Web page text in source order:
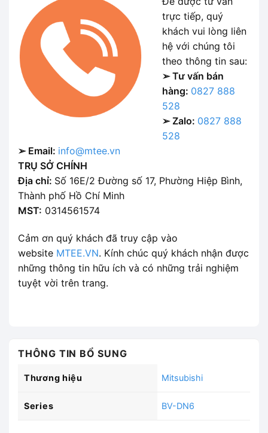
trực tiếp, quý
khách vui lòng liên
hệ với chúng tôi
theo thông tin sau:
➢ Tư vấn bán
hàng: 0827 888
528
➢ Zalo: 0827 888
528
➢ Email: info@mtee.vn
TRỤ SỞ CHÍNH
Địa chỉ: Số 16E/2 Đường số 17, Phường Hiệp Bình,
Thành phố Hồ Chí Minh
MST: 0314561574
Cảm ơn quý khách đã truy cập vào
website MTEE.VN. Kính chúc quý khách nhận được
những thông tin hữu ích và có những trải nghiệm
tuyệt vời trên trang.
THÔNG TIN BỔ SUNG
Thương hiệu Mitsubishi
Series BV-DN6